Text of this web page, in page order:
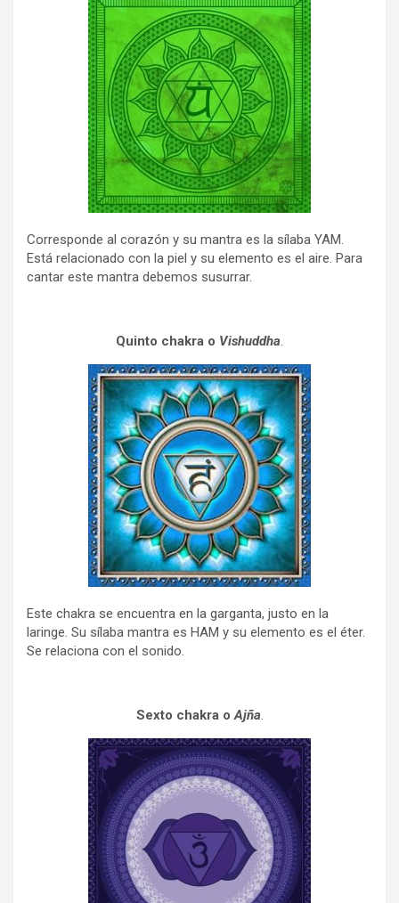
Corresponde al corazón y su mantra es la sílaba YAM.
Está relacionado con la piel y su elemento es el aire. Para
cantar este mantra debemos susurrar.
Quinto chakra o Vishuddha
Este chakra se encuentra en la garganta, justo en la
laringe. Su sílaba mantra es HAM y su elemento es el éter.
Se relaciona con el sonido.
Sexto chakra o Ajña